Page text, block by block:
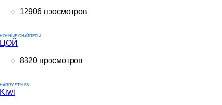
12906 просмотров
НОЧНЫЕ СНАЙПЕРЫ
ЦОЙ
8820 просмотров
HARRY STYLES
Kiwi